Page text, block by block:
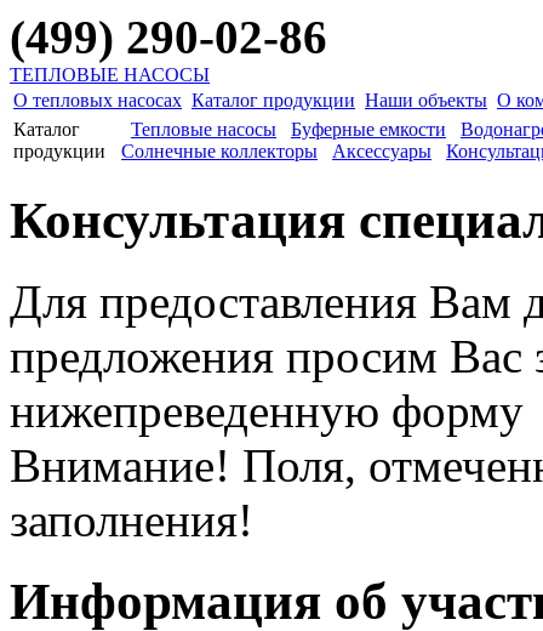
(499) 290-02-86
ТЕПЛОВЫЕ НАСОСЫ
О тепловых насосах Каталог продукции Наши объекты О
Каталог
продукции
Тепловые насосы Буферные емкости
Солнечные коллекторы
Аксессуары
Консультация
Для предоставления Вам
предложения просим Вас
нижепреведенную форму
Внимание! Поля,
заполнения!
Информация об